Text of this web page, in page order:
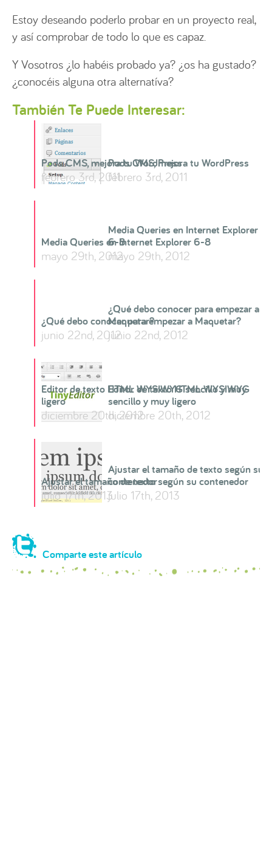
Estoy deseando poderlo probar en un proyecto real,
y así comprobar de todo lo que es capaz.
Y Vosotros ¿lo habéis probado ya? ¿os ha gustado?
¿conocéis alguna otra alternatíva?
También Te Puede Interesar:
Pods CMS, mejora tu WordPress
febrero 3rd, 2011
Pods CMS, mejora tu WordPress
febrero 3rd, 2011
Media Queries en Internet Explorer
6-8
mayo 29th, 2012
Media Queries en Internet Explorer 6-8
mayo 29th, 2012
¿Qué debo conocer para empezar a
Maquetar?
junio 22nd, 2012
¿Qué debo conocer para empezar a Maquetar?
junio 22nd, 2012
Editor de texto HTML WYSIWYG
sencillo y muy ligero
diciembre 20th, 2012
Editor de texto HTML WYSIWYG sencillo y muy
ligero
diciembre 20th, 2012
Ajustar el tamaño de texto según su
contenedor
julio 17th, 2013
Ajustar el tamaño de texto según su contenedor
julio 17th, 2013
Comparte este artículo